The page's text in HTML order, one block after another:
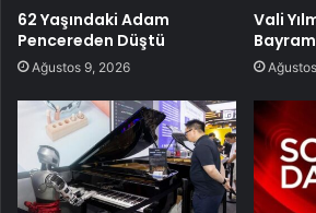
62 Yaşındaki Adam
Pencereden Düştü
Ağustos 9, 2026
Vali